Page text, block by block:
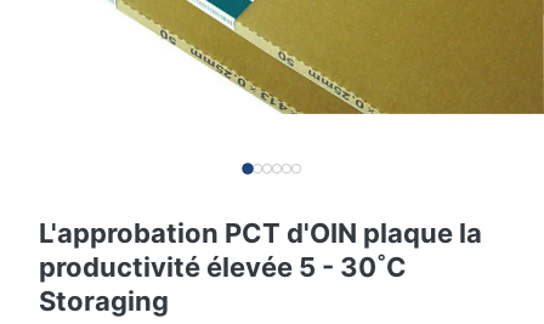
L'approbation PCT d'OIN plaque la
productivité élevée 5 - 30˚C
Storaging